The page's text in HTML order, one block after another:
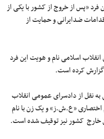
فرد «پس از خروج از کشور با یکی از
ضدایرانی و حمایت از
اسلامی نام و هویت این فرد
گزارش کرده است.
نقل از دادسرای عمومی انقلاب
اختصاری «ع.ش.ز» و یک زن با نام
خارج کشور نیز توقیف شده است.